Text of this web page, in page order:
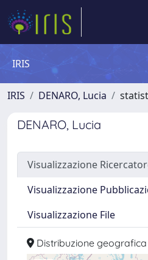
IRIS
IRIS DENARO, Lucia
DENARO, Lucia
Visualizzazione
Visualizzazione
Visualizzazione File
Distribuzione geografica